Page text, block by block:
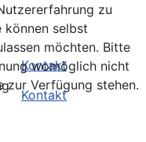
Kontakt
Kontakt
zu
können selbst
möchten. Bitte
womöglich nicht
zur Verfügung stehen.